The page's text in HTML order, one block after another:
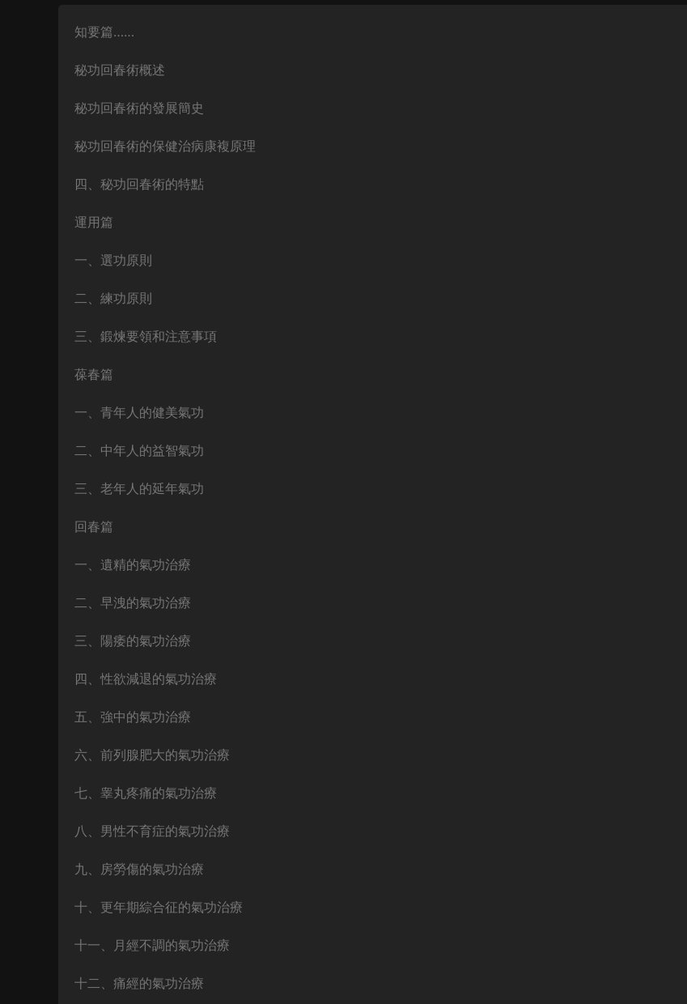
知要篇……
秘功回春術概述
秘功回春術的發展簡史
秘功回春術的保健治病康複原理
四、秘功回春術的特點
運用篇
一、選功原則
二、練功原則
三、鍛煉要領和注意事項
葆春篇
一、青年人的健美氣功
二、中年人的益智氣功
三、老年人的延年氣功
回春篇
一、遺精的氣功治療
二、早洩的氣功治療
三、陽痿的氣功治療
四、性欲減退的氣功治療
五、強中的氣功治療
六、前列腺肥大的氣功治療
七、睾丸疼痛的氣功治療
八、男性不育症的氣功治療
九、房勞傷的氣功治療
十、更年期綜合征的氣功治療
十一、月經不調的氣功治療
十二、痛經的氣功治療